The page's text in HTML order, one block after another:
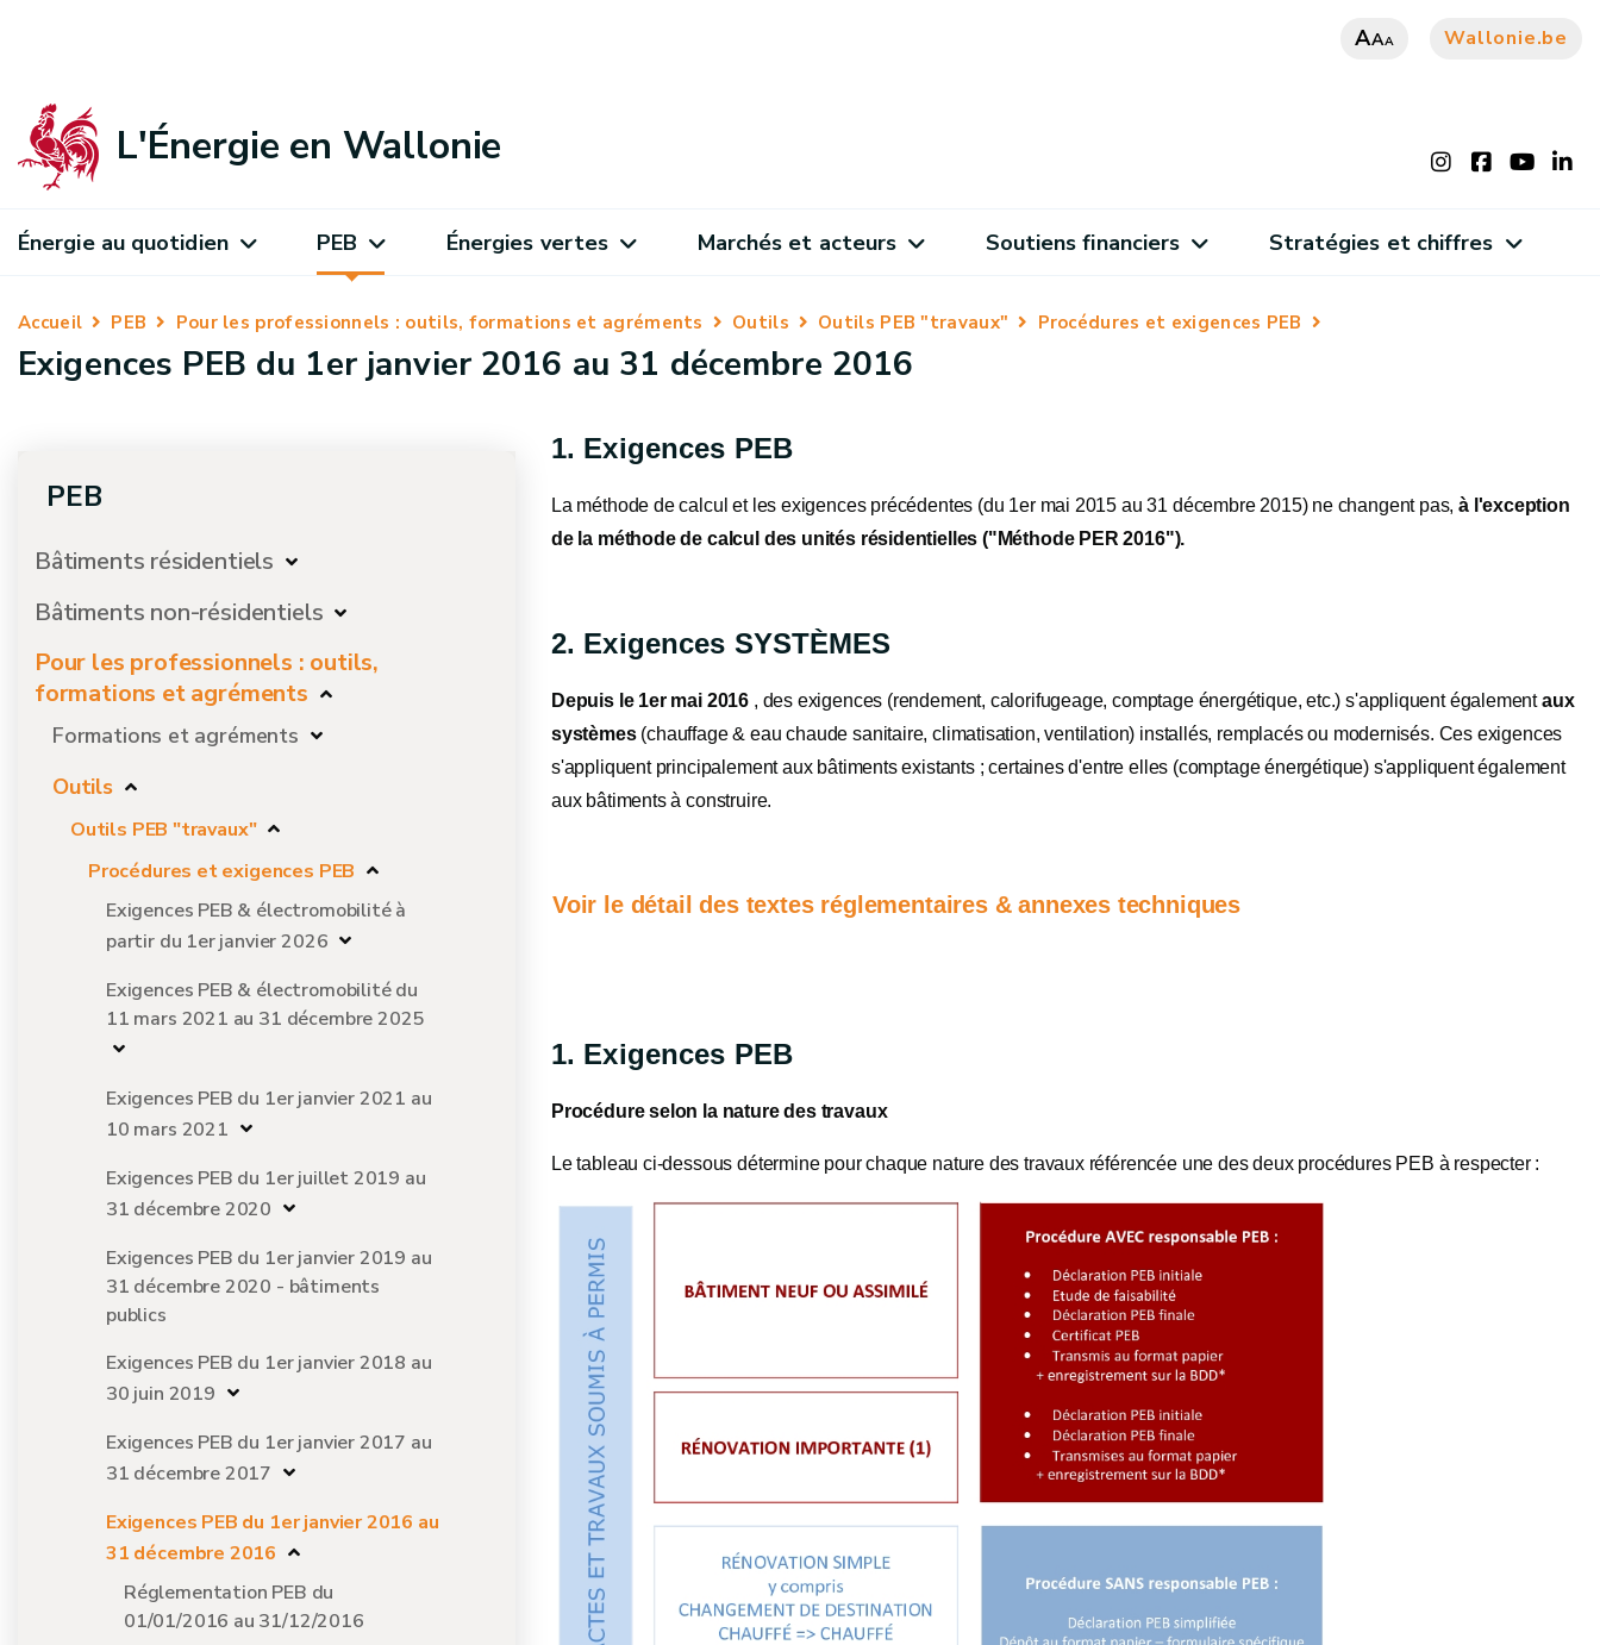
AAA Wallonie.be
L'Énergie en Wallonie
Énergie au quotidien PEB Énergies vertes Marchés et acteurs Soutiens financiers Stratégies et chiffres
Accueil PEB Pour les professionnels : outils, formations et agréments Outils Outils PEB "travaux" Procédures et exigences PEB
Exigences PEB du 1er janvier 2016 au 31 décembre 2016
PEB
Bâtiments résidentiels
Bâtiments non-résidentiels
Pour les professionnels : outils,
formations et agréments
Formations et agréments
Outils
Outils PEB "travaux"
Procédures et exigences PEB
Exigences PEB & électromobilité à
partir du 1er janvier 2026
Exigences PEB & électromobilité du
11 mars 2021 au 31 décembre 2025
Exigences PEB du 1er janvier 2021 au
10 mars 2021
Exigences PEB du 1er juillet 2019 au
31 décembre 2020
Exigences PEB du 1er janvier 2019 au
31 décembre 2020 - bâtiments
publics
Exigences PEB du 1er janvier 2018 au
30 juin 2019
Exigences PEB du 1er janvier 2017 au
31 décembre 2017
Exigences PEB du 1er janvier 2016 au
31 décembre 2016
Réglementation PEB du
01/01/2016 au 31/12/2016
1. Exigences PEB
La méthode de calcul et les exigences précédentes (du 1er mai 2015 au 31 décembre 2015) ne changent pas,à l'exception
de la méthode de calcul des unités résidentielles ("Méthode PER 2016").
2. Exigences SYSTÈMES
Depuis le 1er mai 2016 , des exigences (rendement, calorifugeage, comptage énergétique, etc.) s'appliquent égalementaux
systèmes(chauffage & eau chaude sanitaire, climatisation, ventilation) installés, remplacés ou modernisés. Ces exigences
s'appliquent principalement aux bâtiments existants ; certaines d'entre elles (comptage énergétique) s'appliquent également
aux bâtiments à construire.
Voir le détail des textes réglementaires & annexes techniques
1. Exigences PEB
Procédure selon la nature des travaux
Le tableau ci-dessous détermine pour chaque nature des travaux référencée une des deux procédures PEB à respecter :